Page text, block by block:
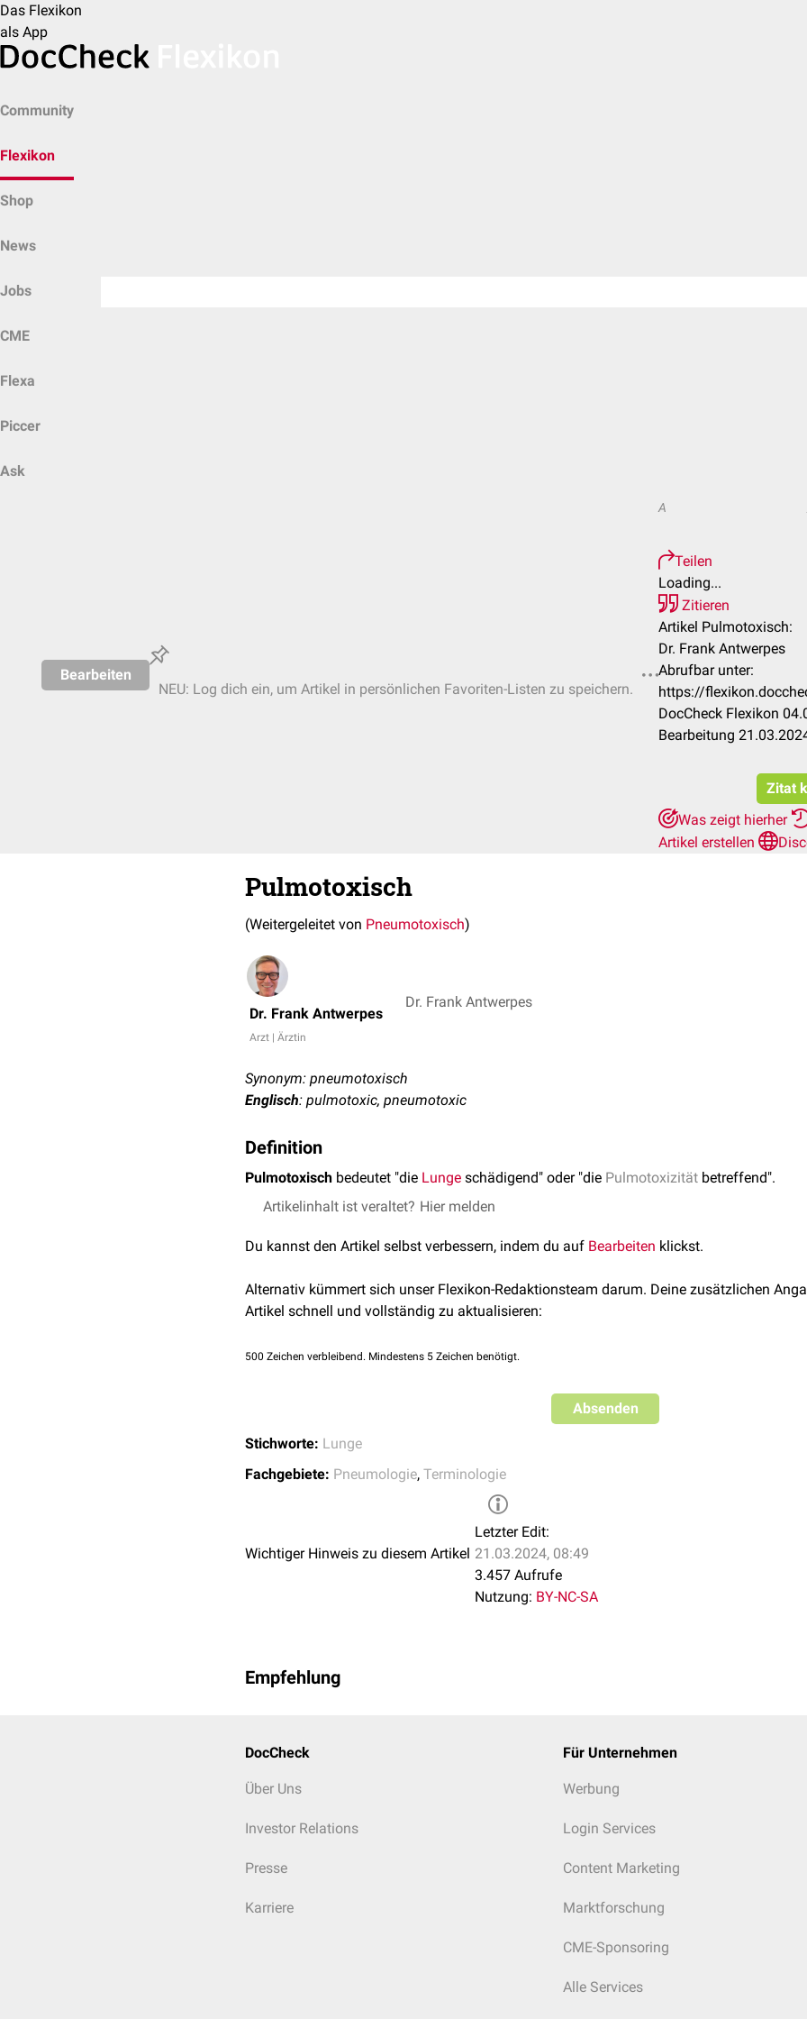
Das Flexikon
als App
Community
Flexikon
Shop
News
Jobs
CME
Flexa
Piccer
Ask
Bearbeiten
NEU: Log dich ein, um Artikel in persönlichen Favoriten-Listen zu speichern.
A
Teilen
Loading...
Zitieren
Artikel Pulmotoxisch:
Dr. Frank Antwerpes
Abrufbar unter:
https://
DocCheck Flexikon
Bearbeitung
Zitat
Was zeigt hierher
Artikel erstellen
Pulmotoxisch
(Weitergeleitet von Pneumotoxisch)
Dr. Frank Antwerpes
Arzt | Ärztin
Dr. Frank Antwerpes
Synonym: pneumotoxisch
Englisch: pulmotoxic, pneumotoxic
Definition
Pulmotoxisch bedeutet "die Lunge schädigend" oder "die Pulmotoxizität betreffend".
Artikelinhalt ist veraltet? Hier melden
Du kannst den Artikel selbst verbessern, indem du auf Bearbeiten klickst.
Alternativ kümmert sich unser Flexikon-Redaktionsteam darum. Deine zusätzlichen
Artikel schnell und vollständig zu aktualisieren:
500 Zeichen verbleibend. Mindestens 5 Zeichen benötigt.
Absenden
Stichworte: Lunge
Fachgebiete: Pneumologie, Terminologie
Wichtiger Hinweis zu diesem Artikel
Letzter Edit:
21.03.2024, 08:49
3.457 Aufrufe
Nutzung: BY-NC-SA
Empfehlung
DocCheck
Über Uns
Investor Relations
Presse
Karriere
Für Unternehmen
Werbung
Login Services
Content Marketing
Marktforschung
CME-Sponsoring
Alle Services